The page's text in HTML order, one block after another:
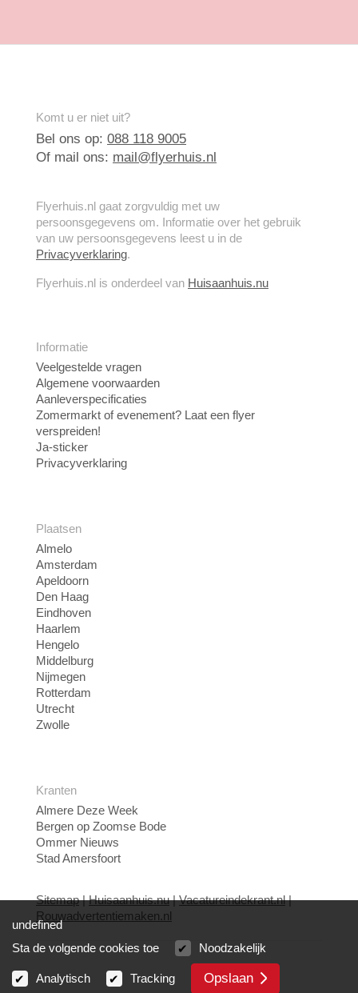
Komt u er niet uit?
Bel ons op: 088 118 9005
Of mail ons: mail@flyerhuis.nl
Flyerhuis.nl gaat zorgvuldig met uw
persoonsgegevens om. Informatie over het gebruik
van uw persoonsgegevens leest u in de
Privacyverklaring.
Flyerhuis.nl is onderdeel van Huisaanhuis.nu
Informatie
Veelgestelde vragen
Algemene voorwaarden
Aanleverspecificaties
Zomermarkt of evenement? Laat een flyer
verspreiden!
Ja-sticker
Privacyverklaring
Plaatsen
Almelo
Amsterdam
Apeldoorn
Den Haag
Eindhoven
Haarlem
Hengelo
Middelburg
Nijmegen
Rotterdam
Utrecht
Zwolle
Kranten
Almere Deze Week
Bergen op Zoomse Bode
Ommer Nieuws
Stad Amersfoort
Sitemap|Huisaanhuis.nu|Vacatureindekrant.nl|
Rouwadvertentiemaken.nl
undefined
Sta de volgende cookies toe
Noodzakelijk
Analytisch Tracking Opslaan